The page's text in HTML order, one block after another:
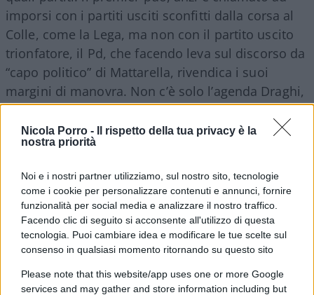
Nicola Porro -
Il rispetto della tua privacy è la
nostra priorità
Noi e i nostri partner utilizziamo, sul nostro sito, tecnologie
come i cookie per personalizzare contenuti e annunci, fornire
funzionalità per social media e analizzare il nostro traffico.
Facendo clic di seguito si acconsente all'utilizzo di questa
tecnologia. Puoi cambiare idea e modificare le tue scelte sul
consenso in qualsiasi momento ritornando su questo sito
Please note that this website/app uses one or more Google
services and may gather and store information including but
imporsi con i partiti usciti sconfitti dalla corsa al
Colle, come la Lega, ma non con il partito uscito
trionfatore, il Pd, che facendo leva sul discorso da
“capo politico” di Mattarella, rivendica i suoi
margini di manovra. Non c’è solo l’agenda Draghi,
da oggi c’è anche l’agenda Mattarella di cui tenere
conto.
In questa ottica si può leggere anche il messaggio
di Mattarella sulla centralità del Parlamento:
“Appare anche necessario un ricorso ordinato alle
diverse fonti normative, rispettoso dei limiti posti
dalla Costituzione”
. Un richiamo paradossale, se
pensiamo che negli ultimi due anni di pandemia